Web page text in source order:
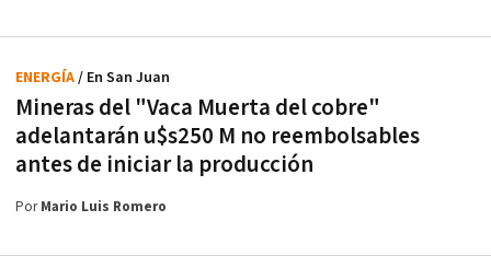
Mineras del "Vaca Muerta del cobre"
adelantarán u$s250 M no reembolsables
antes de iniciar la producción
ENERGÍA/ En San Juan
PorMario Luis Romero